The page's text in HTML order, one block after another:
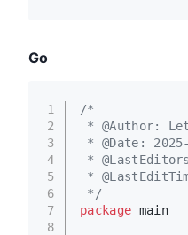
Go
1
2
3
4
5
6
7
8
/*
* @Author:
* @Date:
*
*
*/
package main